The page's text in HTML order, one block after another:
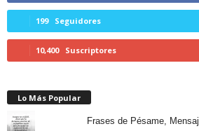
199 Seguidores
10,400 Suscriptores
Lo Más Popular
Frases de Pésame,